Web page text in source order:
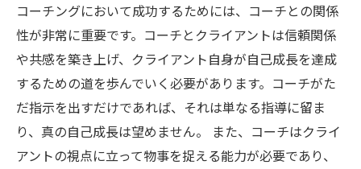
コーチングにおいて成功するためには、コーチとの関係
性が非常に重要です。コーチとクライアントは信頼関係
や共感を築き上げ、クライアント自身が自己成長を達成
するための道を歩んでいく必要があります。コーチがた
だ指示を出すだけであれば、それは単なる指導に留ま
り、真の自己成長は望めません。 また、コーチはクライ
アントの視点に立って物事を捉える能力が必要であり、